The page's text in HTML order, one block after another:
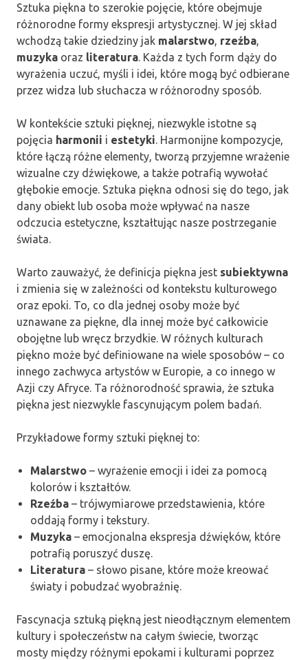
Sztuka piękna to szerokie pojęcie, które obejmuje
różnorodne formy ekspresji artystycznej. W jej skład
wchodzą takie dziedziny jak malarstwo, rzeźba,
muzyka oraz literatura. Każda z tych form dąży do
wyrażenia uczuć, myśli i idei, które mogą być odbierane
przez widza lub słuchacza w różnorodny sposób.
W kontekście sztuki pięknej, niezwykle istotne są
pojęcia harmonii i estetyki. Harmonijne kompozycje,
które łączą różne elementy, tworzą przyjemne wrażenie
wizualne czy dźwiękowe, a także potrafią wywołać
głębokie emocje. Sztuka piękna odnosi się do tego, jak
dany obiekt lub osoba może wpływać na nasze
odczucia estetyczne, kształtując nasze postrzeganie
świata.
Warto zauważyć, że definicja piękna jest subiektywna
i zmienia się w zależności od kontekstu kulturowego
oraz epoki. To, co dla jednej osoby może być
uznawane za piękne, dla innej może być całkowicie
obojętne lub wręcz brzydkie. W różnych kulturach
piękno może być definiowane na wiele sposobów – co
innego zachwyca artystów w Europie, a co innego w
Azji czy Afryce. Ta różnorodność sprawia, że sztuka
piękna jest niezwykle fascynującym polem badań.
Przykładowe formy sztuki pięknej to:
Malarstwo – wyrażenie emocji i idei za pomocą
kolorów i kształtów.
Rzeźba – trójwymiarowe przedstawienia, które
oddają formy i tekstury.
Muzyka – emocjonalna ekspresja dźwięków, które
potrafią poruszyć duszę.
Literatura – słowo pisane, które może kreować
światy i pobudzać wyobraźnię.
Fascynacja sztuką piękną jest nieodłącznym elementem
kultury i społeczeństw na całym świecie, tworząc
mosty między różnymi epokami i kulturami poprzez